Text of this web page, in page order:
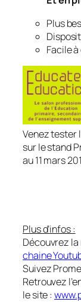
Plus
Facile
Venez tester
sur le stand
au 11 mars
Plus d’infos :
Découvrez la
chaine
Suivez
Retrouvez
le site :